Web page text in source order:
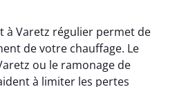
à Varetz régulier permet de
de votre chauffage. Le
ou le ramonage de
à limiter les pertes